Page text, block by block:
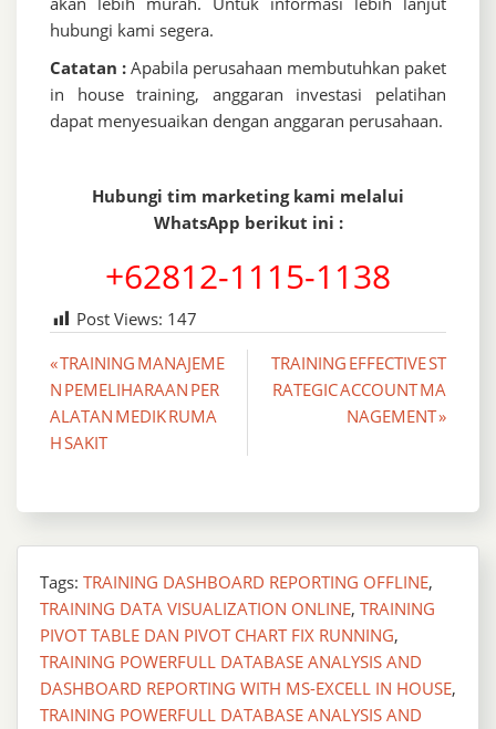
hubungi kami segera.
Catatan : Apabila perusahaan membutuhkan paket
in house training, anggaran investasi pelatihan
dapat menyesuaikan dengan anggaran perusahaan.
Hubungi tim marketing kami melalui
WhatsApp berikut ini :
+62812-1115-1138
Post Views: 147
Post
navigation
« TRAINING MANAJEME
N PEMELIHARAAN PER
ALATAN MEDIK RUMA
H SAKIT
TRAINING EFFECTIVE ST
RATEGIC ACCOUNT MA
NAGEMENT »
Tags: TRAINING DASHBOARD REPORTING OFFLINE,
TRAINING DATA VISUALIZATION ONLINE, TRAINING
PIVOT TABLE DAN PIVOT CHART FIX RUNNING,
TRAINING POWERFULL DATABASE ANALYSIS AND
DASHBOARD REPORTING WITH MS-EXCELL IN HOUSE,
TRAINING POWERFULL DATABASE ANALYSIS AND